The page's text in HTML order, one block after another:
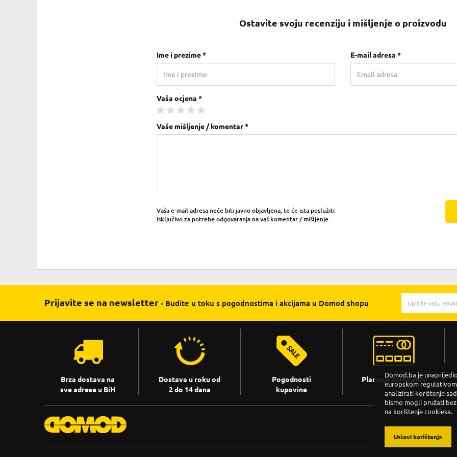
Ostavite svoju recenziju i mišljenje o proizvodu
Ime i prezime * E-mail adresa *
Vaša ocjena *
Vaše mišljenje / komentar *
Vaša e-mail adresa neće biti javno objavljena, te će ista poslužiti
isključivo za potrebe odgovaranja na vaš komentar / mišljenje.
Prijavite se na newsletter - Budite u toku s pogodnostima i akcijama u Domod shopu
Brza dostava na
sve adrese u BiH
Dostava u roku od
2 do 14 dana
Pogodnosti
kupovine
Plaćanje karticama
Domod.ba je
europskom
analizirati korištenje
bismo mogli pružati
na korištenje cookiesa.
Uslovi korištenja